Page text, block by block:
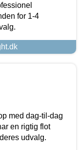
for 1-4
med dag-til-dag
en rigtig flot
udvalg.